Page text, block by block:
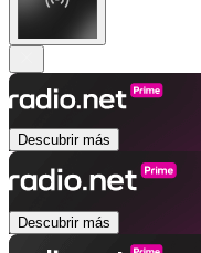
Descubrir más
Descubrir más